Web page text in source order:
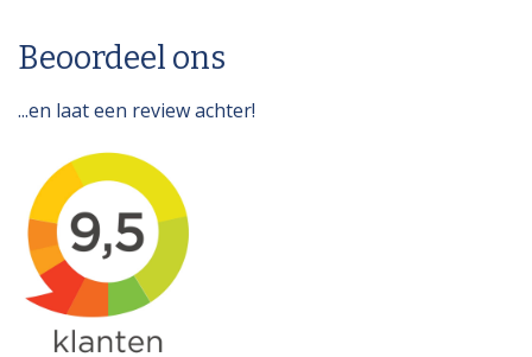
Beoordeel ons
...en laat een review achter!